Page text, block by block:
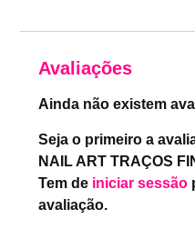
Avaliações
Ainda não existem
Seja o primeiro a
NAIL ART TRAÇOS
Tem de iniciar sessão
avaliação.